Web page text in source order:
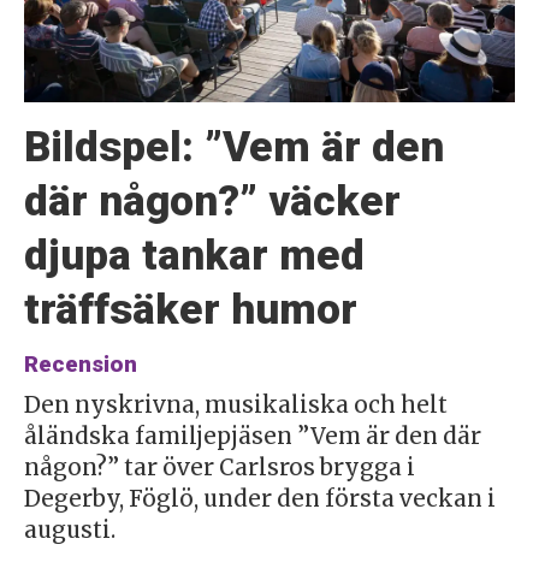
Bildspel: ”Vem är den
där någon?” väcker
djupa tankar med
träffsäker humor
Recension
Den nyskrivna, musikaliska och helt
åländska familjepjäsen ”Vem är den där
någon?” tar över Carlsros brygga i
Degerby, Föglö, under den första veckan i
augusti.